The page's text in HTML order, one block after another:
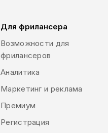
Для фрилансера
Возможности для
фрилансеров
Аналитика
Маркетинг и реклама
Премиум
Регистрация